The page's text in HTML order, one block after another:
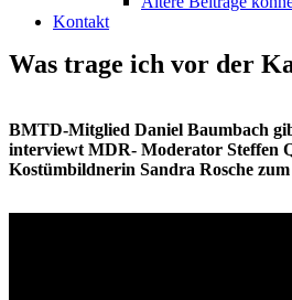
Kontakt
Was trage ich vor der
BMTD-Mitglied Daniel Baumbach
interviewt MDR- Moderator Steffen
Kostümbildnerin Sandra Rosche